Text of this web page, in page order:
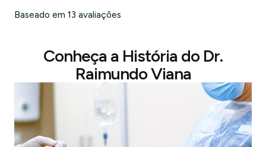
Baseado em 13 avaliações
Conheça a História do Dr.
Raimundo Viana